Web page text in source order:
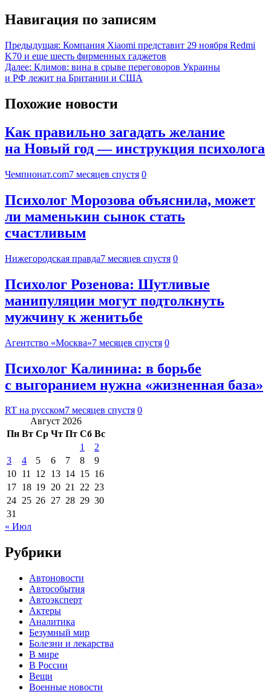
Навигация по записям
Предыдущая: Компания Xiaomi представит 29 ноября Redmi
K70 и еще шесть фирменных гаджетов
Далее: Климов: вина в срыве переговоров Украины
и РФ лежит на Британии и США
Похожие новости
Как правильно загадать желание
на Новый год — инструкция психолога
Чемпионат.com7 месяцев спустя 0
Психолог Морозова объяснила, может
ли маменькин сынок стать
счастливым
Нижегородская правда7 месяцев спустя 0
Психолог Розенова: Шутливые
манипуляции могут подтолкнуть
мужчину к женитьбе
Агентство «Москва»7 месяцев спустя 0
Психолог Калинина: в борьбе
с выгоранием нужна «жизненная база»
RT на русском7 месяцев спустя 0
Август 2026
Пн Вт Ср Чт Пт Сб Вс
1
2
3
4 5 6 7 8
9
10 11 12 13 14 15 16
17 18 19 20 21 22 23
24 25 26 27 28 29 30
31
« Июл
Рубрики
Автоновости
Автособытия
Автоэксперт
Актеры
Аналитика
Безумный мир
Болезни и лекарства
В мире
В России
Вещи
Военные новости